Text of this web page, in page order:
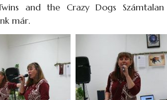
and the Crazy Dogs
már.